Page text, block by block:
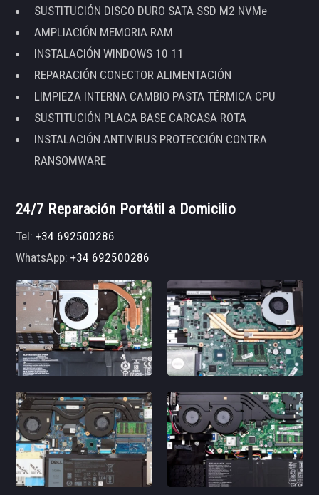
SUSTITUCIÓN DISCO DURO SATA SSD M2 NVMe
AMPLIACIÓN MEMORIA RAM
INSTALACIÓN WINDOWS 10 11
REPARACIÓN CONECTOR ALIMENTACIÓN
LIMPIEZA INTERNA CAMBIO PASTA TÉRMICA CPU
SUSTITUCIÓN PLACA BASE CARCASA ROTA
INSTALACIÓN ANTIVIRUS PROTECCIÓN CONTRA
RANSOMWARE
24/7 Reparación Portátil a Domicilio
Tel:+34 692500286
WhatsApp:+34 692500286